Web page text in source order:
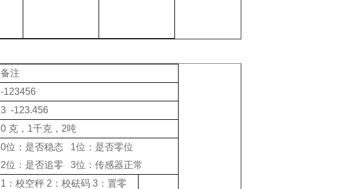
备注
-123456
3 -123.456
0 克， 1千克， 2吨
0位：是否稳态 1位：是否零位
2位：是否追零 3位：传感器正常
1 ：校空秤 2 ：校砝码 3 ：置零